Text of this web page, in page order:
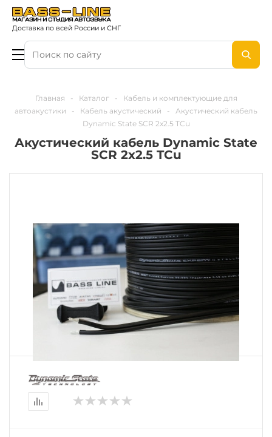
Доставка по всей России и СНГ
Главная - Каталог -
Кабель и комплектующие для
автоакустики
- Кабель акустический -
Акустический кабель
Dynamic State SCR 2x2.5 TCu
Акустический кабель Dynamic State
SCR 2x2.5 TCu